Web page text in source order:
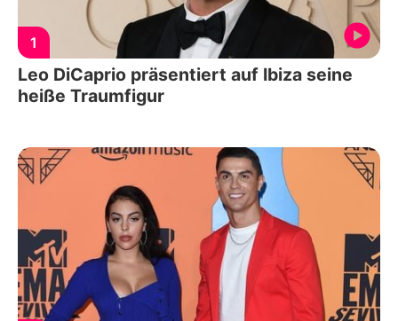
1
Leo DiCaprio präsentiert auf Ibiza seine
heiße Traumfigur